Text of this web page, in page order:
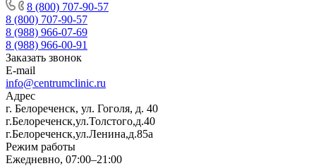
8 (800) 707-90-57
8 (800) 707-90-57
8 (988) 966-07-69
8 (988) 966-00-91
Заказать звонок
E-mail
info@centrumclinic.ru
Адрес
г. Белореченск, ул. Гоголя, д. 40
г.Белореченск,ул.Толстого,д.40
г.Белореченск,ул.Ленина,д.85а
Режим работы
Ежедневно, 07:00–21:00